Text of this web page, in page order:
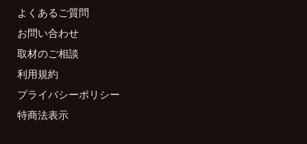
よくあるご質問
お問い合わせ
取材のご相談
利用規約
プライバシーポリシー
特商法表示